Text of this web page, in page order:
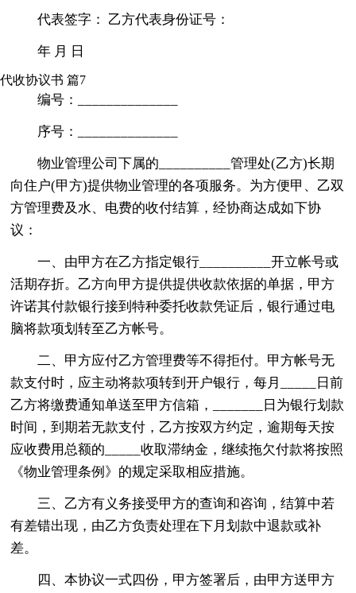
代表签字： 乙方代表身份证号：
年 月 日
代收协议书 篇7
编号：______________
序号：______________
物业管理公司下属的__________管理处(乙方)长期
向住户(甲方)提供物业管理的各项服务。为方便甲、乙双
方管理费及水、电费的收付结算，经协商达成如下协
议：
一、由甲方在乙方指定银行__________开立帐号或
活期存折。乙方向甲方提供提供收款依据的单据，甲方
许诺其付款银行接到特种委托收款凭证后，银行通过电
脑将款项划转至乙方帐号。
二、甲方应付乙方管理费等不得拒付。甲方帐号无
款支付时，应主动将款项转到开户银行，每月_____日前
乙方将缴费通知单送至甲方信箱，_______日为银行划款
时间，到期若无款支付，乙方按双方约定，逾期每天按
应收费用总额的_____收取滞纳金，继续拖欠付款将按照
《物业管理条例》的规定采取相应措施。
三、乙方有义务接受甲方的查询和咨询，结算中若
有差错出现，由乙方负责处理在下月划款中退款或补
差。
四、本协议一式四份，甲方签署后，由甲方送甲方